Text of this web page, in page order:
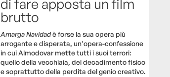
di fare apposta un film
brutto
Amarga Navidadè forse la sua opera più
arrogante e disperata, un'opera-confessione
in cui Almodovar mette tutti i suoi terrori:
quello della vecchiaia, del decadimento fisico
e soprattutto della perdita del genio creativo.